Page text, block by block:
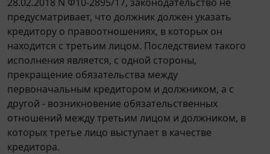
предусматривает, что должник должен указать
кредитору о правоотношениях, в которых он
находится с третьим лицом. Последствием такого
исполнения является, с одной стороны,
прекращение обязательства между
первоначальным кредитором и должником, а с
другой - возникновение обязательственных
отношений между третьим лицом и должником, в
которых третье лицо выступает в качестве
кредитора.